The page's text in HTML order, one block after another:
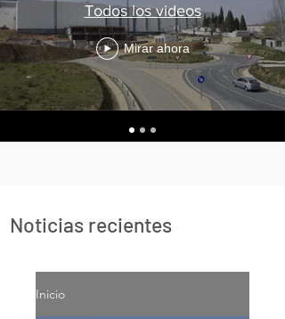
Inicio
Noticias recientes
Todos los videos
Mirar ahora